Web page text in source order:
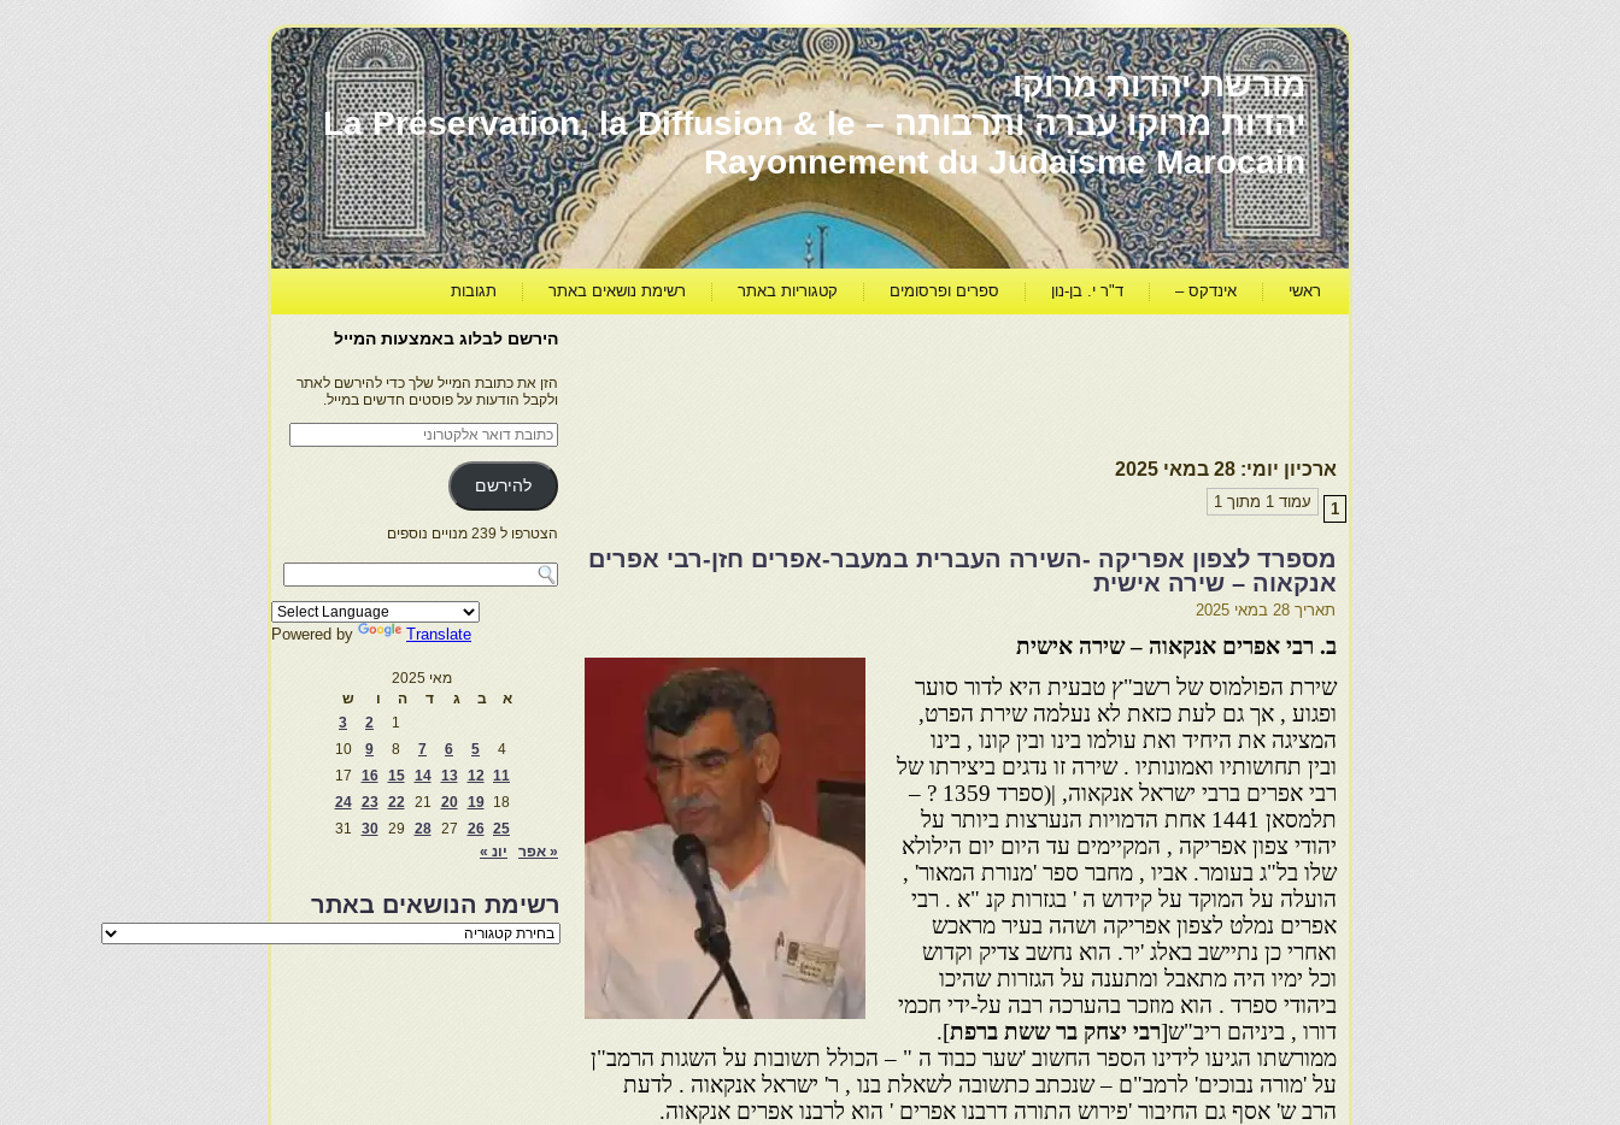
מורשת יהדות מרוקו
יהדות מרוקו עברה ותרבותה – La Préservation, la Diffusion & le
Rayonnement du Judaïsme Marocain
ראשי אינדקס – ד"ר י. בן-נון ספרים ופרסומים קטגוריות באתר רשימת נושאים באתר תגובות
ארכיון יומי: 28 במאי 2025
עמוד 1 מתוך 1 1
מספרד לצפון אפריקה -השירה העברית במעבר-אפרים חזן-רבי אפרים
אנקאוה – שירה אישית
תאריך 28 במאי 2025
ב. רבי אפרים אנקאוה – שירה אישית
שירת הפולמוס של רשב"ץ טבעית היא לדור סוער
ופגוע , אך גם לעת כזאת לא נעלמה שירת הפרט,
המציגה את היחיד ואת עולמו בינו ובין קונו , בינו
ובין תחושותיו ואמונותיו . שירה זו נדגים ביצירתו של
רבי אפרים ברבי ישראל אנקאוה, |(ספרד 1359 ? –
תלמסאן 1441 אחת הדמויות הנערצות ביותר על
יהודי צפון אפריקה , המקיימים עד היום יום הילולא
שלו בל"ג בעומר. אביו , מחבר ספר 'מנורת המאור' ,
הועלה על המוקד על קידוש ה ' בגזרות קנ "א . רבי
אפרים נמלט לצפון אפריקה ושהה בעיר מראכש
ואחרי כן נתיישב באלג 'יר. הוא נחשב צדיק וקדוש
וכל ימיו היה מתאבל ומתענה על הגזרות שהיכו
ביהודי ספרד . הוא מוזכר בהערכה רבה על-ידי חכמי
דורו , ביניהם ריב"ש[רבי יצחק בר ששת ברפת].
ממורשתו הגיעו לידינו הספר החשוב 'שער כבוד ה " – הכולל תשובות על השגות הרמב"ן
על 'מורה נבוכים' לרמב"ם – שנכתב כתשובה לשאלת בנו , ר' ישראל אנקאוה . לדעת
הרב ש' אסף גם החיבור 'פירוש התורה דרבנו אפרים ' הוא לרבנו אפרים אנקאוה.
הירשם לבלוג באמצעות המייל
הזן את כתובת המייל שלך כדי להירשם לאתר
ולקבל הודעות על פוסטים חדשים במייל.
כתובת
דואר
אלקטרוני
להירשם
הצטרפו ל 239 מנויים נוספים
Powered by Translate
מאי 2025
א
ב ג ד ה ו
ש
1
2
3
4
5
6
7
8
9
10
11
12
13
14
15
16
17
18
19
20
21
22
23
24
25
26
27
28
29
30
31
« אפר
יונ »
רשימת הנושאים באתר
רשימת
הנושאים